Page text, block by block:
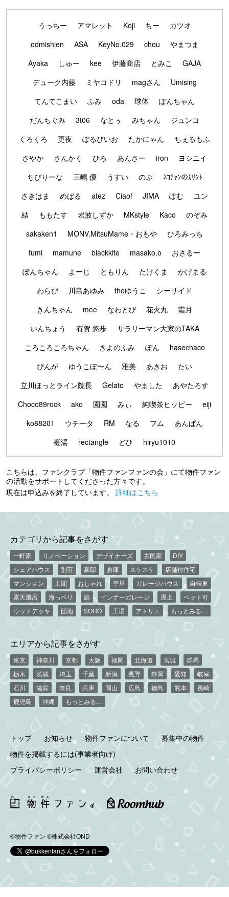
うっちー アマレット Koji ちー
カツオ
odmishien
ASA KeyNo.029 chou
やまつま
Ayaka
しゅー kee 伊藤商店 とみこ
GAJA
デューク内藤
ミヤコドリ magさん
Umising
てんてこまい
ふみ oda 球体
ぽんちゃん
だんちぐみ
3t06 なとぅ みちゃん
ジュンコ
くろくろ
更夜 ぽるぴいお たかにゃん
ちぇるもふ
さやか
さんかく ひろ あんさー iron
ヨシニイ
ちびりーな
三嶋 優 うすい のぶ
ﾈｺﾁｬﾝのｶﾘﾝﾄ
さきはま
めばる atez Ciao! JIMA ぽむ
ユン
結
ももたす 岩波しずか MKstyle Kaco
のぞみ
sakaken1
MONV.MitsuMame・おもや
ひろみっち
fumi
mamune blackkite masako.o
おさるー
ぽんちゃん
よーじ ともりん たけくま
かげまる
わらび
川島あゆみ theゆうこ
シーサイド
きんちゃん
mee なわとび 花火丸
霜月
いんちょう
有賀 悠歩
サラリーマン大家のTAKA
ころころころちゃん
きよのふみ ぽん
hasechaco
ぴんが
ゆうこぼ〜ん 雅美 あきお
たい
立川ほっとライン院長
Gelato やました
あやたろす
Choco89rock
ako 園園 みぃ 純喫茶ヒッピー
eiji
ko88201
ウチータ RM なる フム
あんぱん
棚湯
rectangle どひ hiryu1010
こちらは、ファンクラブ「物件ファンファンの会」にて物件ファン
の活動をサポートしてくださった方々です。
現在は申込みを終了しています。 詳細はこちら
カテゴリから記事をさがす
一軒家 リノベーション デザイナーズ 古民家
DIY
シェアハウス
別荘 豪邸 倉庫 スケスケ
店舗付住宅
マンション
土間 おしゃれ 平屋 ガレージハウス
自転車
露天風呂
海っペリ 庭 インナーガレージ 屋上
ペット可
ウッドデッキ
団地 SOHO 工場 アトリエ もっとみる…
エリアから記事をさがす
東京 神奈川 京都 大阪 福岡 北海道 宮城
群馬
栃木
茨城 埼玉 千葉 新潟 長野 静岡 愛知
岐阜
石川
滋賀 奈良 兵庫 岡山 広島 徳島 熊本
長崎
鹿児島
沖縄 もっとみる…
トップ お知らせ 物件ファンについて
募集中の物件
物件を掲載するには(事業者向け)
プライバシーポリシー
運営会社 お問い合わせ
©物件ファン ©株式会社OND